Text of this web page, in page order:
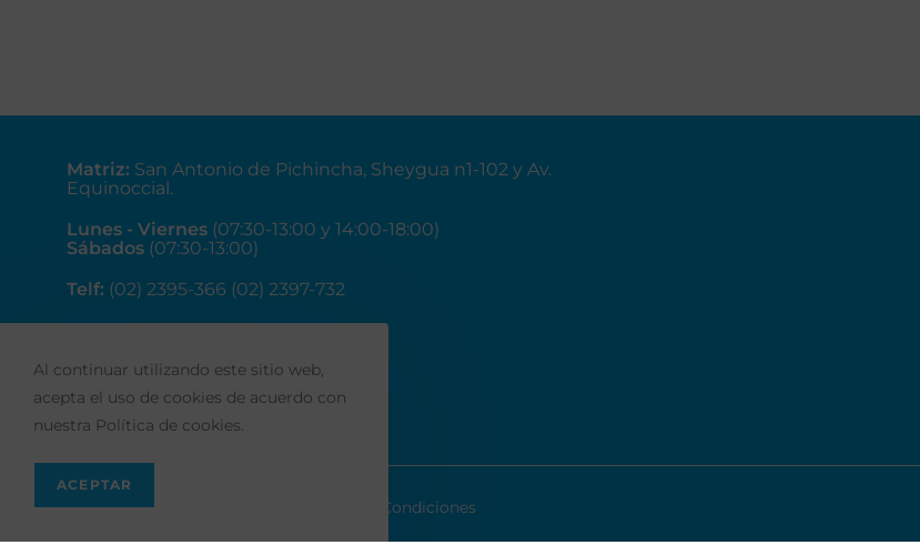
Matriz: San Antonio de Pichincha, Sheygua n1-102 y Av.
Equinoccial.
Lunes - Viernes (07:30-13:00 y 14:00-18:00)
Sábados (07:30-13:00)
Telf: (02) 2395-366 (02) 2397-732
Correo:ventas@fainsa.com.ec
Políticas de privacidad Términos y Condiciones
Al continuar utilizando este sitio web,
acepta el uso de cookies de acuerdo con
nuestra Política de cookies.
ACEPTAR